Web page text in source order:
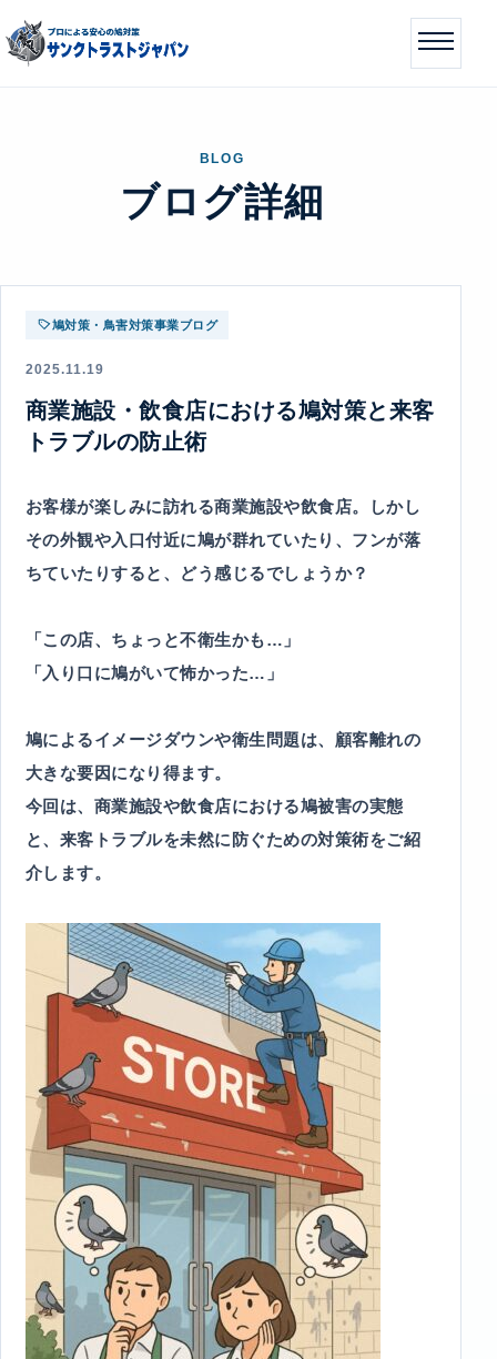
BLOG
ブログ詳細
鳩対策・鳥害対策事業ブログ
2025.11.19
商業施設・飲食店における鳩対策と来客
トラブルの防止術
お客様が楽しみに訪れる商業施設や飲食店。しかし
その外観や入口付近に鳩が群れていたり、フンが落
ちていたりすると、どう感じるでしょうか？
「この店、ちょっと不衛生かも…」
「入り口に鳩がいて怖かった…」
鳩によるイメージダウンや衛生問題は、顧客離れの
大きな要因になり得ます。
今回は、商業施設や飲食店における鳩被害の実態
と、来客トラブルを未然に防ぐための対策術をご紹
介します。